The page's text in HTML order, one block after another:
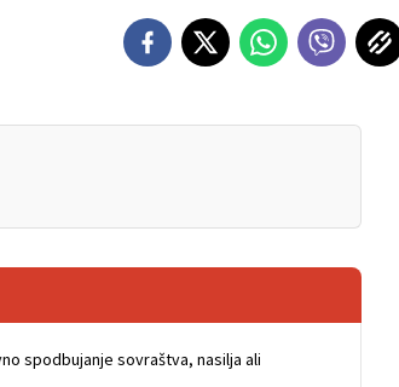
spodbujanje sovraštva, nasilja ali